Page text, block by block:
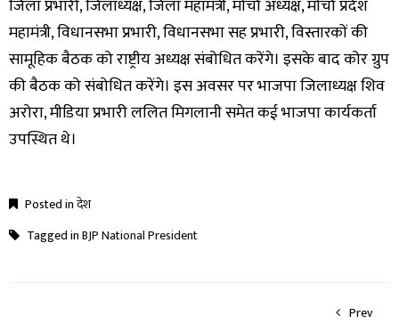
जिला प्रभारी, जिलाध्यक्ष, जिला महामंत्री, मोर्चा अध्यक्ष, मोर्चा प्रदेश
महामंत्री, विधानसभा प्रभारी, विधानसभा सह प्रभारी, विस्तारकों की
सामूहिक बैठक को राष्ट्रीय अध्यक्ष संबोधित करेंगे। इसके बाद कोर ग्रुप
की बैठक को संबोधित करेंगे। इस अवसर पर भाजपा जिलाध्यक्ष शिव
अरोरा, मीडिया प्रभारी ललित मिगलानी समेत कई भाजपा कार्यकर्ता
उपस्थित थे।
Posted inदेश
Tagged inBJP National President
Prev